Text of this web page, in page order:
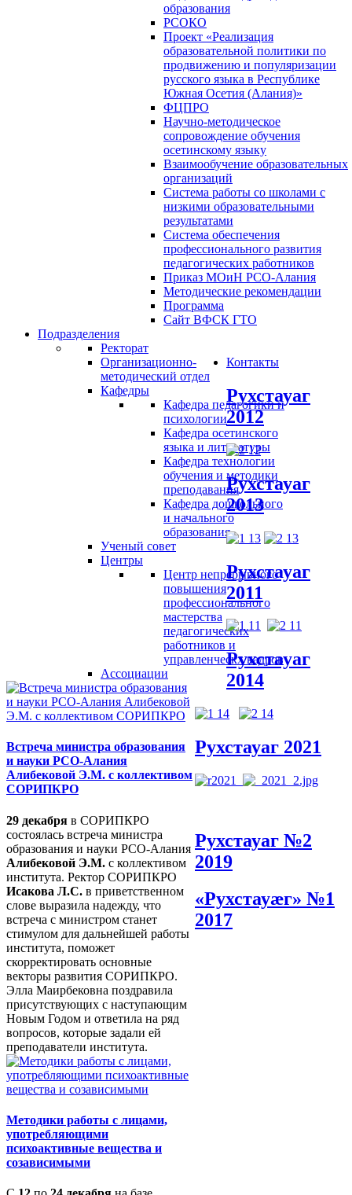
образования
РСОКО
Проект «Реализация
образовательной политики по
продвижению и популяризации
русского языка в Республике
Южная Осетия (Алания)»
ФЦПРО
Научно-методическое
сопровождение обучения
осетинскому языку
Взаимообучение образовательных
организаций
Система работы со школами с
низкими образовательными
результатами
Система обеспечения
профессионального развития
педагогических работников
Приказ МОиН РСО-Алания
Методические рекомендации
Программа
Сайт ВФСК ГТО
Подразделения
Ректорат
Организационно-
методический отдел
Кафедры
Кафедра педагогики и
психологии
Кафедра осетинского
языка и литературы
Кафедра технологии
обучения и методики
преподавания
Кафедра дошкольного
и начального
образования
Ученый совет
Центры
Центр непрерывного
повышения
профессионального
мастерства
педагогических
работников и
управленческх кадров
Ассоциации
Контакты
Встреча министра образования
и науки РСО-Алания
Алибековой Э.М. с коллективом
СОРИПКРО
29 декабря в СОРИПКРО
состоялась встреча министра
образования и науки РСО-Алания
Алибековой Э.М. с коллективом
института. Ректор СОРИПКРО
Исакова Л.С. в приветственном
слове выразила надежду, что
встреча с министром станет
стимулом для дальнейшей работы
института, поможет
скорректировать основные
векторы развития СОРИПКРО.
Элла Маирбековна поздравила
присутствующих с наступающим
Новым Годом и ответила на ряд
вопросов, которые задали ей
преподаватели института.
Методики работы с лицами,
употребляющими
психоактивные вещества и
созависимыми
Рухстауаг
2012
Рухстауаг
2013
Рухстауаг
2011
Рухстауаг
2014
Рухстауаг 2021
Рухстауаг №2
2019
«Рухстауæг» №1
2017